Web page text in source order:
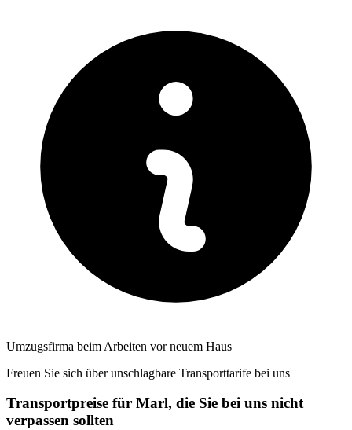
Umzugsfirma beim Arbeiten vor neuem Haus
Freuen Sie sich über unschlagbare Transporttarife bei uns
Transportpreise für Marl, die Sie bei uns nicht
verpassen sollten